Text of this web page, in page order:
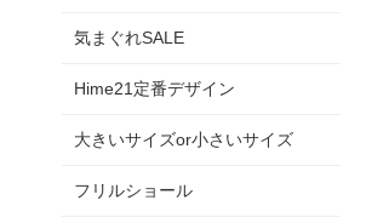
気まぐれSALE
Hime21定番デザイン
大きいサイズor小さいサイズ
フリルショール